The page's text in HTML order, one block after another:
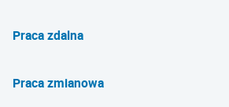
Praca zdalna
Praca zmianowa